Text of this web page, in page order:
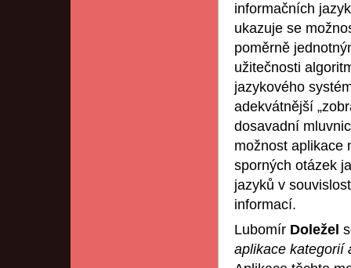
informačních
ukazuje se
poměrně
užitečnosti
jazykového
adekvátnější
dosavadní
možnost aplikace
sporných otázek
jazyků v
informací.
Lubomír Doležel
aplikace kategorií